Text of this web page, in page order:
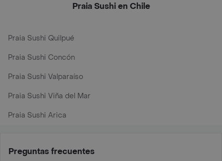
Praia Sushi en Chile
Praia Sushi Quilpué
Praia Sushi Concón
Praia Sushi Valparaíso
Praia Sushi Viña del Mar
Praia Sushi Arica
Preguntas frecuentes